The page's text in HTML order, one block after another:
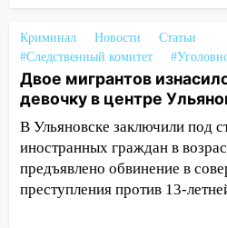
18:20
В Ульяновской
года благоустроят 20
17:27 В Ульяновской
сирот получили жильё
16:43 Дорожный сезон
экватор: в
обновили половину
Криминал Новости
Статьи
#Следственный комитет
Двое мигрантов
девочку в центре
В Ульяновске заключили под
иностранных граждан в
предъявлено обвинение в
преступления против 13-